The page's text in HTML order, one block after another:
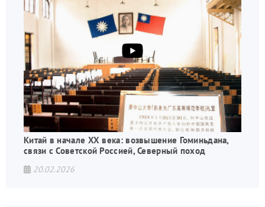
Китай в начале XX века: возвышение Гоминьдана,
связи с Советской Россией, Северный поход
20.02.2026